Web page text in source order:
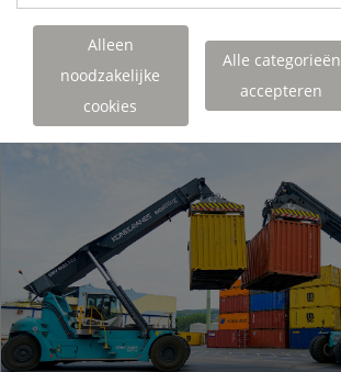
Terberg Special Vehicles
https://www.terbergspecialvehicles.com/n..
Alleen
noodzakelijke
cookies
Alle categorieën
accepteren